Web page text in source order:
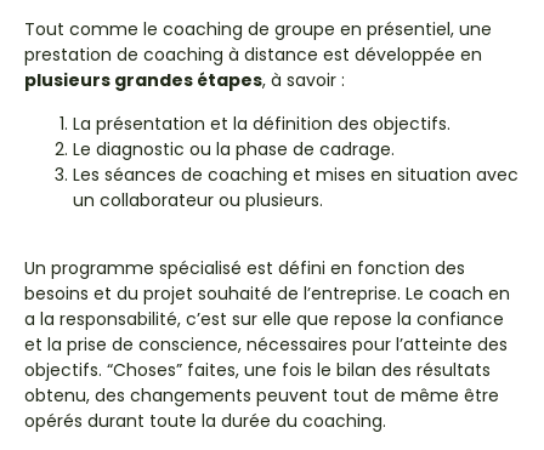
Tout comme le coaching de groupe en présentiel, une
prestation de coaching à distance est développée en
plusieurs grandes étapes, à savoir :
La présentation et la définition des objectifs.
Le diagnostic ou la phase de cadrage.
Les séances de coaching et mises en situation avec
un collaborateur ou plusieurs.
Un programme spécialisé est défini en fonction des
besoins et du projet souhaité de l’entreprise. Le coach en
a la responsabilité, c’est sur elle que repose la confiance
et la prise de conscience, nécessaires pour l’atteinte des
objectifs. “Choses” faites, une fois le bilan des résultats
obtenu, des changements peuvent tout de même être
opérés durant toute la durée du coaching.